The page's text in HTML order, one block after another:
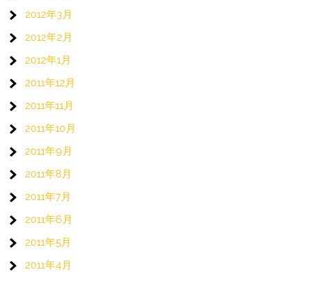
2012年3月
2012年2月
2012年1月
2011年12月
2011年11月
2011年10月
2011年9月
2011年8月
2011年7月
2011年6月
2011年5月
2011年4月